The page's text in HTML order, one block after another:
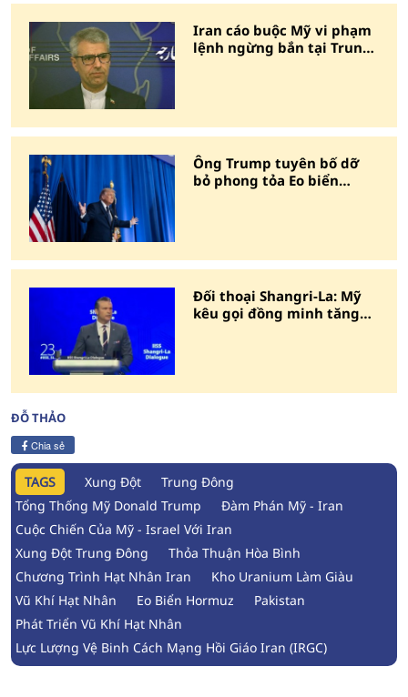
Iran cáo buộc Mỹ vi phạm
lệnh ngừng bắn tại Trung
Ông Trump tuyên bố dỡ
bỏ phong tỏa Eo biển
Đối thoại Shangri-La: Mỹ
kêu gọi đồng minh tăng
ĐỖ THẢO
Chia sẻ
TAGS Xung Đột
Trung Đông
Tổng Thống Mỹ Donald Trump
Đàm Phán Mỹ - Iran
Cuộc Chiến Của Mỹ - Israel Với Iran
Xung Đột Trung Đông
Thỏa Thuận Hòa Bình
Chương Trình Hạt Nhân Iran
Kho Uranium Làm Giàu
Vũ Khí Hạt Nhân
Eo Biển Hormuz
Pakistan
Phát Triển Vũ Khí Hạt Nhân
Lực Lượng Vệ Binh Cách Mạng Hồi Giáo Iran (IRGC)